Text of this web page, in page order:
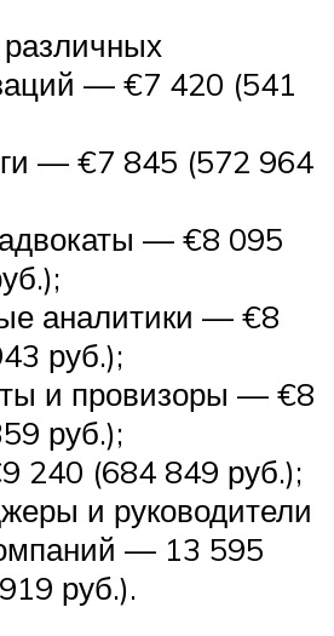
— €7 420 (541
— €7 845 (572 964
— €8 095
аналитики — €8
руб.);
и провизоры — €8
руб.);
240 (684 849 руб.);
и руководители
— 13 595
руб.).